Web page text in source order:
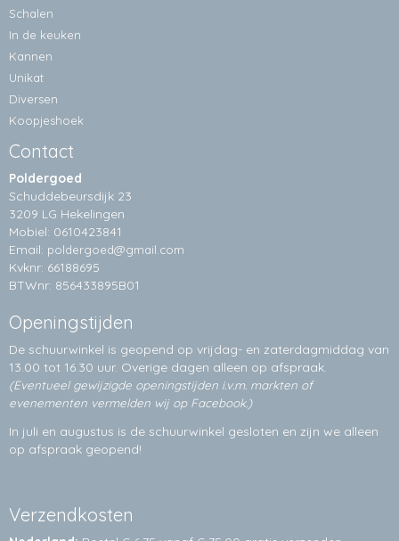
Schalen
In de keuken
Kannen
Unikat
Diversen
Koopjeshoek
Contact
Poldergoed
Schuddebeursdijk 23
3209 LG Hekelingen
Mobiel: 0610423841
Email: poldergoed@gmail.com
Kvknr: 66188695
BTWnr: 856433895B01
Openingstijden
De schuurwinkel is geopend op vrijdag- en zaterdagmiddag van
13.00 tot 16.30 uur. Overige dagen alleen op afspraak.
(Eventueel gewijzigde openingstijden i.v.m. markten of
evenementen vermelden wij op Facebook.)
In juli en augustus is de schuurwinkel gesloten en zijn we alleen
op afspraak geopend!
Verzendkosten